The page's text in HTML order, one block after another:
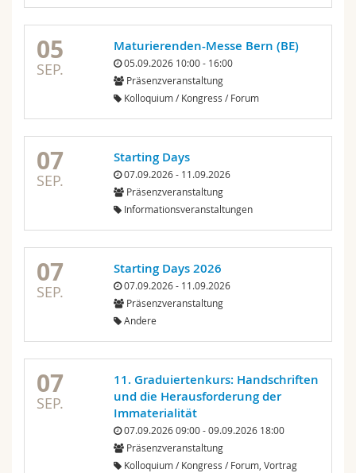
05
SEP.
Maturierenden-Messe Bern (BE)
05.09.2026 10:00 - 16:00
Präsenzveranstaltung
Kolloquium / Kongress / Forum
07
SEP.
Starting Days
07.09.2026 - 11.09.2026
Präsenzveranstaltung
Informationsveranstaltungen
07
SEP.
Starting Days 2026
07.09.2026 - 11.09.2026
Präsenzveranstaltung
Andere
07
SEP.
11. Graduiertenkurs: Handschriften
und die Herausforderung der
Immaterialität
07.09.2026 09:00 - 09.09.2026 18:00
Präsenzveranstaltung
Kolloquium / Kongress / Forum, Vortrag